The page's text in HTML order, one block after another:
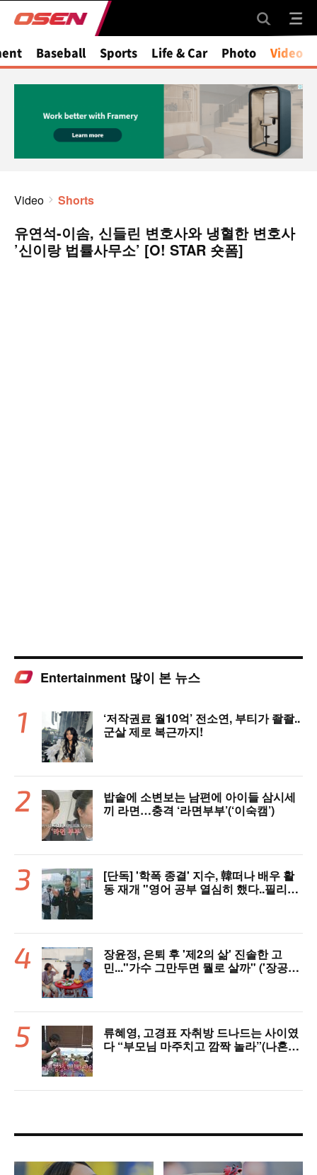
Baseball Sports Life & Car Photo Video
Video Shorts
유연석-이솜, 신들린 변호사와 냉혈한 변호사
’신이랑 법률사무소’ [O! STAR 숏폼]
Entertainment 많이 본 뉴스
‘저작권료 월10억’ 전소연, 부티가 좔좔..
군살 제로 복근까지!
밥솥에 소변보는 남편에 아이들 삼시세
끼 라면…충격 ‘라면부부’(‘이숙캠’)
[단독] '학폭 종결' 지수, 韓떠나 배우 활
동 재개 "영어 공부 열심히 했다..필리핀
장윤정, 은퇴 후 '제2의 삶' 진솔한 고
민..."가수 그만두면 뭘로 살까" ('장공장
류혜영, 고경표 자취방 드나드는 사이였
다 “부모님 마주치고 깜짝 놀라”(나혼자